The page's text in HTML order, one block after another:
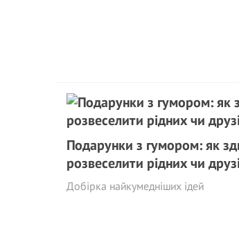
Подарунки з гумором: як
розвеселити рідних чи
Добірка найкумедніших ідей